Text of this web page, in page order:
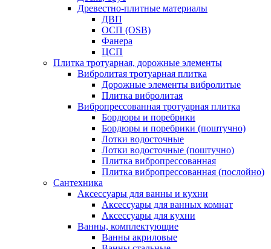
Древестно-плитные материалы
ДВП
ОСП (OSB)
Фанера
ЦСП
Плитка тротуарная, дорожные элементы
Вибролитая тротуарная плитка
Дорожные элементы вибролитые
Плитка вибролитая
Вибропрессованная тротуарная плитка
Бордюры и поребрики
Бордюры и поребрики (поштучно)
Лотки водосточные
Лотки водосточные (поштучно)
Плитка вибропрессованная
Плитка вибропрессованная (послойно)
Сантехника
Аксессуары для ванны и кухни
Аксессуары для ванных комнат
Аксессуары для кухни
Ванны, комплектующие
Ванны акриловые